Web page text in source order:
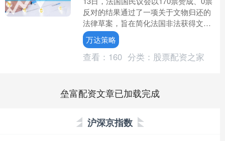
反对的结果通过了一项关于文物归还的
法律草案，旨在简化法国非法获得文物
的归还程序。法国议员热雷米·帕特里
耶-莱图斯在议会现....
万达策略
查看： 160 分类： 股票配资之家
垒富配资文章已加载完成
沪深京指数